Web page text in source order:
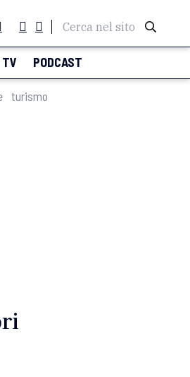
Cerca nel sito
TV PODCAST
turismo